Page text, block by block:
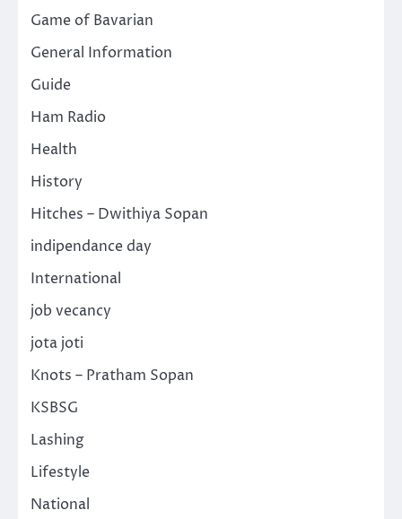
Game of Bavarian
General Information
Guide
Ham Radio
Health
History
Hitches – Dwithiya Sopan
indipendance day
International
job vecancy
jota joti
Knots – Pratham Sopan
KSBSG
Lashing
Lifestyle
National